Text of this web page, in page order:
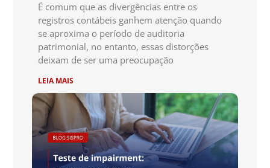
É comum que as divergências entre os
registros contábeis ganhem atenção quando
se aproxima o período de auditoria
patrimonial, no entanto, essas distorções
deixam de ser uma preocupação
LEIA MAIS